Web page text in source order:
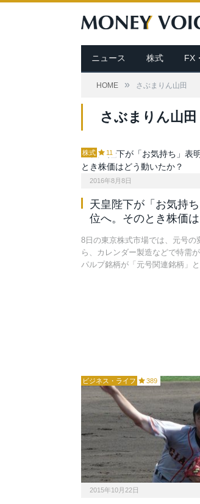
ニュース 株式 FX
HOME » さぶまりん山田
さぶまりん山
株式 11
2016年8月8日
天皇陛下が「お気持
位へ。そのとき株価
8日の東京株式市場では、元号の
ら、カレンダー製造などで特需
パルプ銘柄が「元号関連銘柄」と
ビジネス・ライフ 389
2015年10月22日